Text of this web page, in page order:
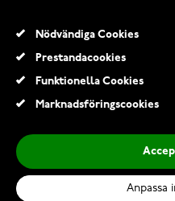
© 2026
Nödvändiga Cookies
Prestandacookies
Funktionella Cookies
Marknadsföringscookies
Anpassa